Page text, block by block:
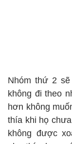
Nhóm thứ 2
không đi theo
hơn không
thía khi họ
không được